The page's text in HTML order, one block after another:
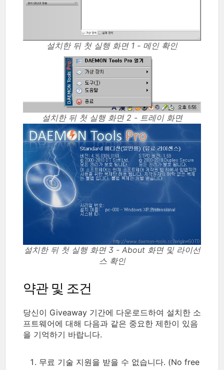
설치한 뒤 첫 실행 화면 1 - 메인 확인
설치한 뒤 첫 실행 화면 2 - 트레이 화면
설치한 뒤 첫 실행 화면 3 - About 화면 및 라이선
스 확인
약관 및 조건
당신이 Giveaway 기간에 다운로드하여 설치한 소
프트웨어에 대해 다음과 같은 중요한 제한이 있음
을 기억하기 바랍니다.
무료 기술 지원을 받을 수 없습니다. (No free